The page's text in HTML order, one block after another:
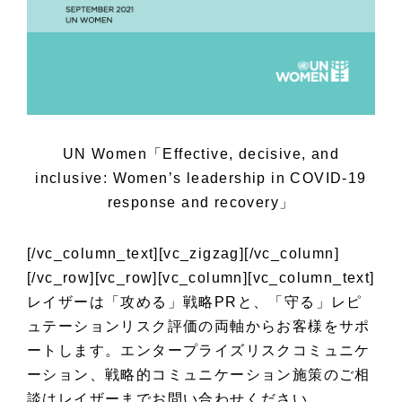
UN Women「Effective, decisive, and
inclusive: Women’s leadership in COVID-19
response and recovery」
[/vc_column_text][vc_zigzag][/vc_column]
[/vc_row][vc_row][vc_column][vc_column_text]
レイザーは「攻める」戦略PRと、「守る」レピ
ュテーションリスク評価の両軸からお客様をサポ
ートします。エンタープライズリスクコミュニケ
ーション、戦略的コミュニケーション施策のご相
談はレイザーまでお問い合わせください。